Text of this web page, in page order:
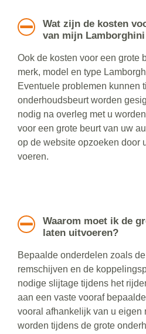
Wat zijn de kosten
van mijn
Ook de kosten voor een grote
merk, model en type
Eventuele problemen kunnen
onderhoudsbeurt worden
nodig na overleg met u
voor een grote beurt van uw
op de website opzoeken door
voeren.
Waarom moet ik de
laten uitvoeren?
Bepaalde onderdelen zoals
remschijven en de
nodige slijtage tijdens het
aan een vaste vooraf
vooral afhankelijk van u eigen
worden tijdens de grote